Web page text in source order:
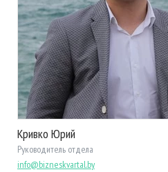
Кривко Юрий
Руководитель отдела
info@bizneskvartal.by